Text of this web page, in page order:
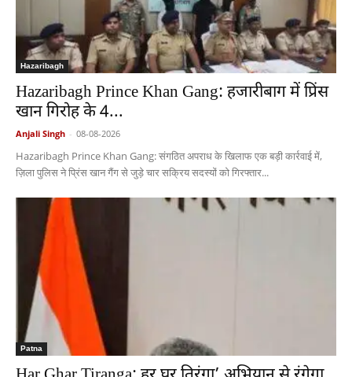
Hazaribagh
Hazaribagh Prince Khan Gang: हजारीबाग में प्रिंस
खान गिरोह के 4...
Anjali Singh - 08-08-2026
Hazaribagh Prince Khan Gang: संगठित अपराध के खिलाफ एक बड़ी कार्रवाई में,
ज़िला पुलिस ने प्रिंस खान गैंग से जुड़े चार सक्रिय सदस्यों को गिरफ्तार...
Patna